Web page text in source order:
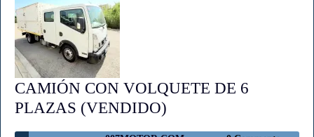
CAMIÓN CON VOLQUETE DE 6
PLAZAS (VENDIDO)
CON